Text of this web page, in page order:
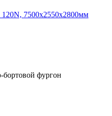
7500х2550х2800мм
фургон